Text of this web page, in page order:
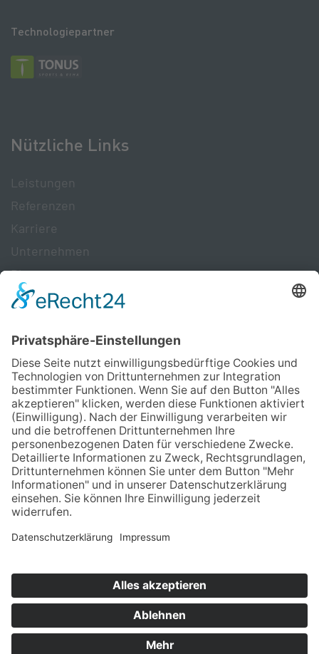
Technologiepartner
Nützliche Links
Leistungen
Referenzen
Karriere
Unternehmen
Blog+
Zertifikate
Kontakt
S&D Blechtechnologie GmbH
Rotenbergstraße 15
D- 54313 Zemmer
+49 6580 91348 0
Impressum
Datenschutz & Cookie Vereinbarung
Hinweisgeberschutzgesetz